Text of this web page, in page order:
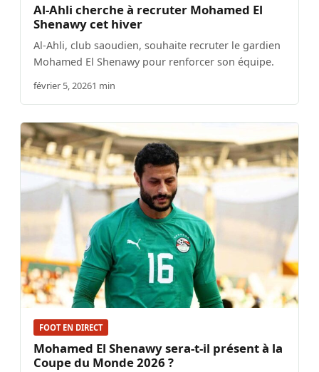
Al-Ahli cherche à recruter Mohamed El
Shenawy cet hiver
Al-Ahli, club saoudien, souhaite recruter le gardien
Mohamed El Shenawy pour renforcer son équipe.
février 5, 20261 min
FOOT EN DIRECT
Mohamed El Shenawy sera-t-il présent à la
Coupe du Monde 2026 ?